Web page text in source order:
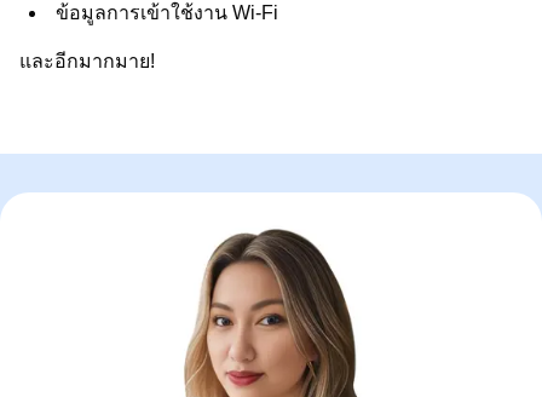
ข้อมูลการเข้าใช้งาน Wi-Fi
และอีกมากมาย!